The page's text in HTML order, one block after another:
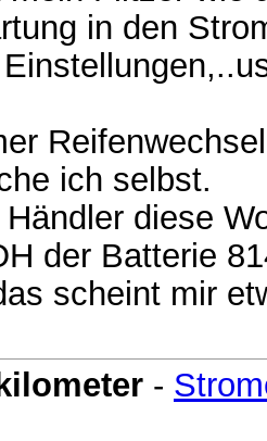
in den
ich selbst.
diese
der Batterie
scheint mir
-